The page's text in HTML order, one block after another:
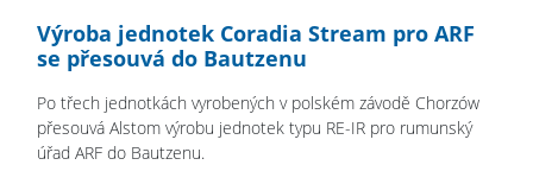
Výroba jednotek Coradia Stream pro ARF
se přesouvá do Bautzenu
Po třech jednotkách vyrobených v polském závodě Chorzów
přesouvá Alstom výrobu jednotek typu RE-IR pro rumunský
úřad ARF do Bautzenu.